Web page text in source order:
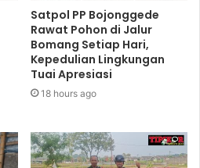
Satpol PP Bojonggede
Rawat Pohon di Jalur
Bomang Setiap Hari,
Kepedulian Lingkungan
Tuai Apresiasi
18 hours ago